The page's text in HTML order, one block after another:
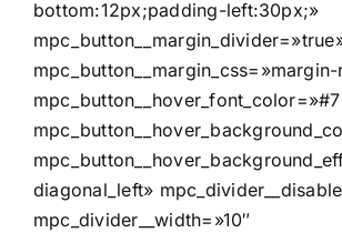
bottom:12px;padding-left:30px;»
diagonal_left»
mpc_divider__width=»10″